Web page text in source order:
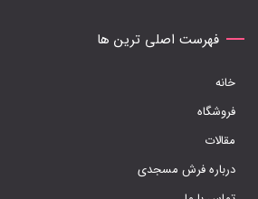
فهرست اصلی ترین ها
خانه
فروشگاه
مقالات
درباره فرش مسجدی